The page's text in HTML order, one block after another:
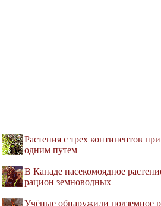
Растения с трех континентов
одним путем
В Канаде насекомоядное
рацион земноводных
Учёные обнаружили подземное